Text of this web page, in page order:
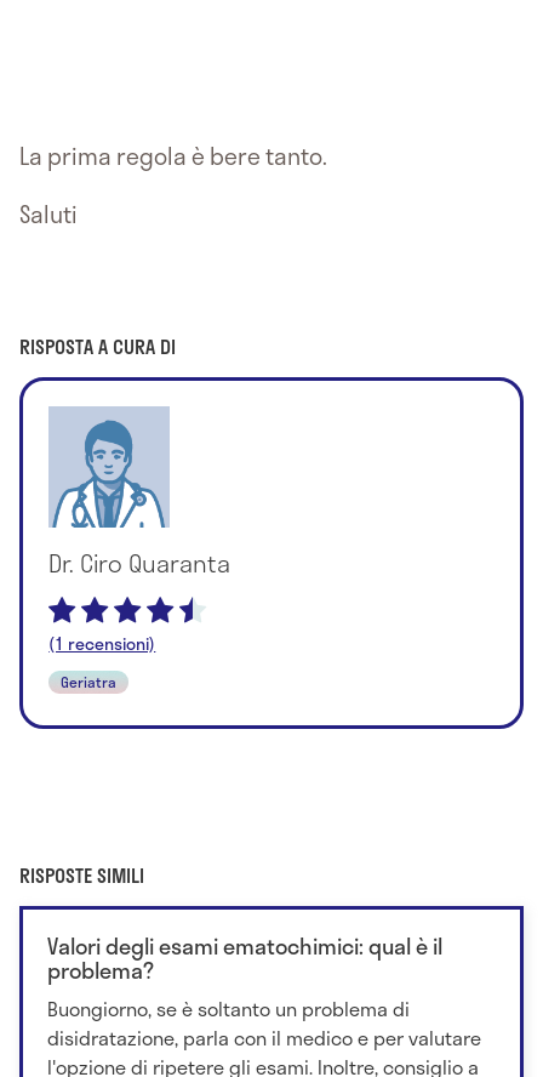
La prima regola è bere tanto.
Saluti
RISPOSTA A CURA DI
Dr. Ciro Quaranta
(1 recensioni)
Geriatra
RISPOSTE SIMILI
Valori degli esami ematochimici: qual è il
problema?
Buongiorno, se è soltanto un problema di
disidratazione, parla con il medico e per valutare
l'opzione di ripetere gli esami. Inoltre, consiglio a